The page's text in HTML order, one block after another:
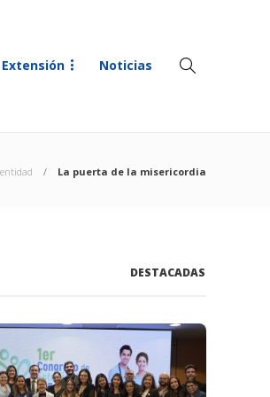
Extensión Noticias
La puerta de la misericordia
DESTACADAS